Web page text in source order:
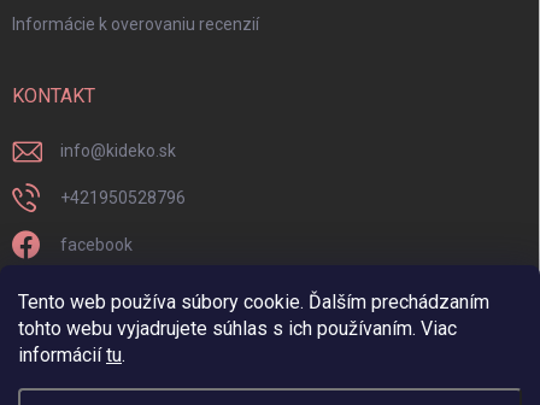
Tento web používa súbory cookie. Ďalším prechádzaním
tohto webu vyjadrujete súhlas s ich používaním. Viac
informáciítu.
Informácie k overovaniu recenzií
KONTAKT
info@kideko.sk
+421950528796
facebook
kideko.sk/